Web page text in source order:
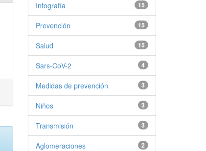
15
Infografía
15
Prevención
15
Salud
4
Sars-CoV-2
3
Medidas de prevención
3
Niños
3
Transmisión
2
Aglomeraciones